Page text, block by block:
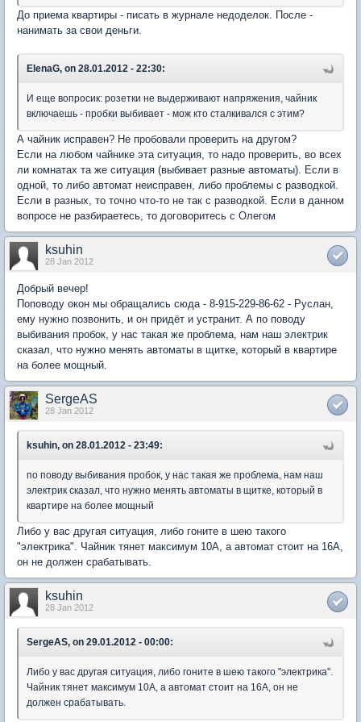
До приема квартиры - писать в журнале недоделок. После -
нанимать за свои деньги.
ElenaG, on 28.01.2012 - 22:30:
И еще вопросик: розетки не выдерживают напряжения, чайник
включаешь - пробки выбивает - мож кто сталкивался с этим?
А чайник исправен? Не пробовали проверить на другом?
Если на любом чайнике эта ситуация, то надо проверить, во всех
ли комнатах та же ситуация (выбивает разные автоматы). Если в
одной, то либо автомат неисправен, либо проблемы с разводкой.
Если в разных, то точно что-то не так с разводкой. Если в данном
вопросе не разбираетесь, то договоритесь с Олегом
ksuhin
28 Jan 2012
Добрый вечер!
Поповоду окон мы обращались сюда - 8-915-229-86-62 - Руслан,
ему нужно позвонить, и он придёт и устранит. А по поводу
выбивания пробок, у нас такая же проблема, нам наш электрик
сказал, что нужно менять автоматы в щитке, который в квартире
на более мощный.
SergeAS
28 Jan 2012
ksuhin, on 28.01.2012 - 23:49:
по поводу выбивания пробок, у нас такая же проблема, нам наш
электрик сказал, что нужно менять автоматы в щитке, который в
квартире на более мощный
Либо у вас другая ситуация, либо гоните в шею такого
"электрика". Чайник тянет максимум 10А, а автомат стоит на 16А,
он не должен срабатывать.
ksuhin
28 Jan 2012
SergeAS, on 29.01.2012 - 00:00:
Либо у вас другая ситуация, либо гоните в шею такого "электрика".
Чайник тянет максимум 10А, а автомат стоит на 16А, он не
должен срабатывать.